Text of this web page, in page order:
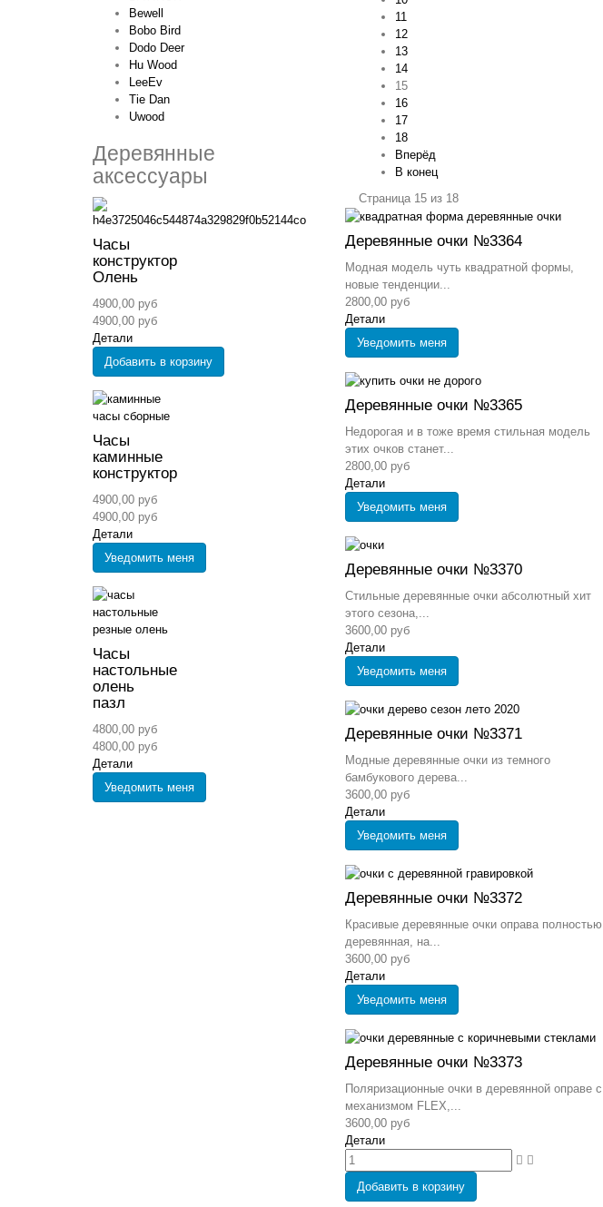
Bewell
Bobo Bird
Dodo Deer
Hu Wood
LeeEv
Tie Dan
Uwood
Деревянные
аксессуары
Часы
конструктор
Олень
4900,00 руб
4900,00 руб
Детали
Добавить в корзину
Часы
каминные
конструктор
4900,00 руб
4900,00 руб
Детали
Уведомить меня
Часы
настольные
олень
пазл
4800,00 руб
4800,00 руб
Детали
Уведомить меня
11
12
13
14
15
16
17
18
Вперёд
В конец
Страница 15 из 18
Деревянные очки №3364
Модная модель чуть квадратной формы,
новые тенденции...
2800,00 руб
Детали
Уведомить меня
Деревянные очки №3365
Недорогая и в тоже время стильная модель
этих очков станет...
2800,00 руб
Детали
Уведомить меня
Деревянные очки №3370
Стильные деревянные очки абсолютный хит
этого сезона,...
3600,00 руб
Детали
Уведомить меня
Деревянные очки №3371
Модные деревянные очки из темного
бамбукового дерева...
3600,00 руб
Детали
Уведомить меня
Деревянные очки №3372
Красивые деревянные очки оправа полностью
деревянная, на...
3600,00 руб
Детали
Уведомить меня
Деревянные очки №3373
Поляризационные очки в деревянной оправе с
механизмом FLEX,...
3600,00 руб
Детали
Добавить в корзину